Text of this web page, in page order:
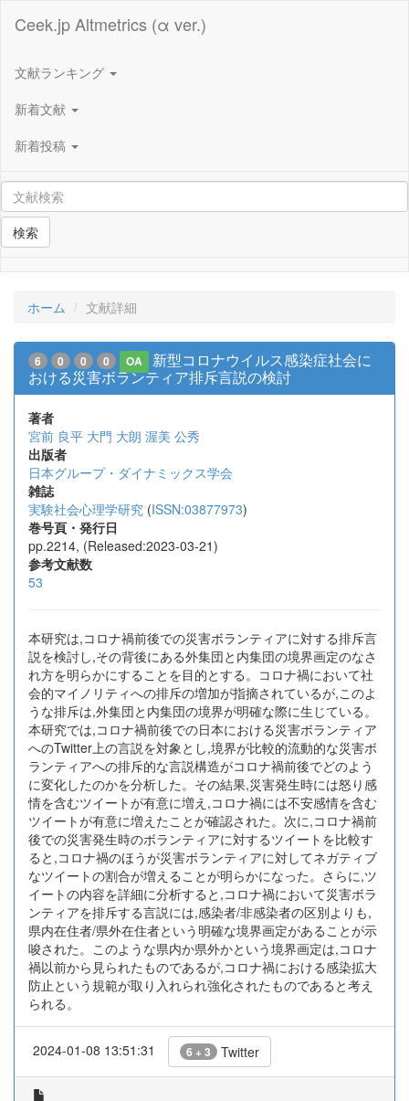
Ceek.jp Altmetrics (α ver.)
文献ランキング
新着文献
新着投稿
検索
ホーム 文献詳細
6 0 0 0 OA
新型コロナウイルス感染症社会に
おける災害ボランティア排斥言説の検討
著者
宮前 良平 大門 大朗 渥美 公秀
出版者
日本グループ・ダイナミックス学会
雑誌
実験社会心理学研究 (ISSN:03877973)
巻号頁・発行日
pp.2214, (Released:2023-03-21)
参考文献数
53
本研究は,コロナ禍前後での災害ボランティアに対する排斥言
説を検討し,その背後にある外集団と内集団の境界画定のなさ
れ方を明らかにすることを目的とする。コロナ禍において社
会的マイノリティへの排斥の増加が指摘されているが,このよ
うな排斥は,外集団と内集団の境界が明確な際に生じている。
本研究では,コロナ禍前後での日本における災害ボランティア
へのTwitter上の言説を対象とし,境界が比較的流動的な災害ボ
ランティアへの排斥的な言説構造がコロナ禍前後でどのよう
に変化したのかを分析した。その結果,災害発生時には怒り感
情を含むツイートが有意に増え,コロナ禍には不安感情を含む
ツイートが有意に増えたことが確認された。次に,コロナ禍前
後での災害発生時のボランティアに対するツイートを比較す
ると,コロナ禍のほうが災害ボランティアに対してネガティブ
なツイートの割合が増えることが明らかになった。さらに,ツ
イートの内容を詳細に分析すると,コロナ禍において災害ボラ
ンティアを排斥する言説には,感染者/非感染者の区別よりも,
県内在住者/県外在住者という明確な境界画定があることが示
唆された。このような県内か県外かという境界画定は,コロナ
禍以前から見られたものであるが,コロナ禍における感染拡大
防止という規範が取り入れられ強化されたものであると考え
られる。
2024-01-08 13:51:31 6 + 3 Twitter